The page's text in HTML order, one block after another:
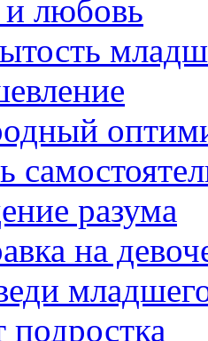
любовь
разума
на
подростка